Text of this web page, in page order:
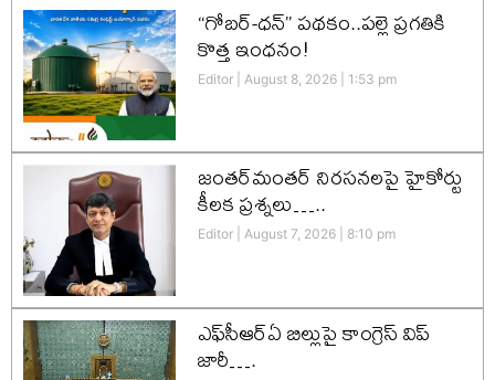
“గోబర్-ధన్” పథకం..పల్లె ప్రగతికి
కొత్త ఇంధనం!
Editor August 8, 2026 1:53 pm
జంతర్‌మంతర్ నిరసనలపై హైకోర్టు
కీలక ప్రశ్నలు…..
Editor August 7, 2026 8:10 pm
ఎఫ్‌సీఆర్‌ఏ బిల్లుపై కాంగ్రెస్ విప్
జారీ….